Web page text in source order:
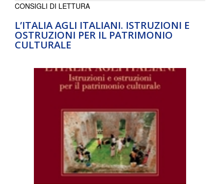
L’ITALIA AGLI ITALIANI. ISTRUZIONI E
OSTRUZIONI PER IL PATRIMONIO
CULTURALE
CONSIGLI DI LETTURA